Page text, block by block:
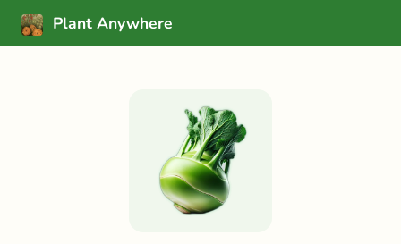
Plant Anywhere